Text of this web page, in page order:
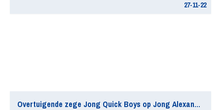
27-11-22
Overtuigende zege Jong Quick Boys op Jong Alexandria’66